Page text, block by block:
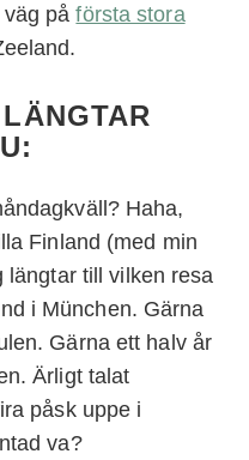
väg påförsta stora
Haha,
Finland (med min
längtar till vilken resa
i München. Gärna
Gärna ett halv år
Ärligt talat
påsk uppe i
va?